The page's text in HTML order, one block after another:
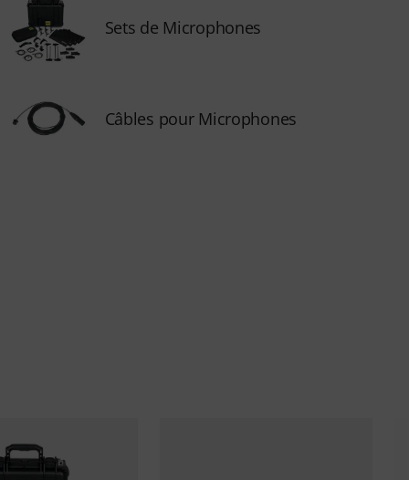
Sets de Microphones
Câbles pour Microphones